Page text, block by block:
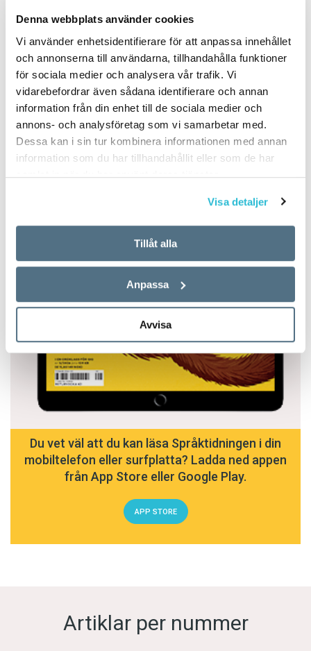
Denna webbplats använder cookies
Vi använder enhetsidentifierare för att anpassa innehållet
och annonserna till användarna, tillhandahålla funktioner
för sociala medier och analysera vår trafik. Vi
vidarebefordrar även sådana identifierare och annan
information från din enhet till de sociala medier och
annons- och analysföretag som vi samarbetar med.
Dessa kan i sin tur kombinera informationen med annan
information som du har tillhandahållit eller som de har
samlat in när du har använt deras tjänster.
Visa detaljer
Tillåt alla
Anpassa
Avvisa
Du vet väl att du kan läsa Språktidningen i din
mobiltelefon eller surfplatta? Ladda ned appen
från App Store eller Google Play.
APP STORE
Artiklar per nummer